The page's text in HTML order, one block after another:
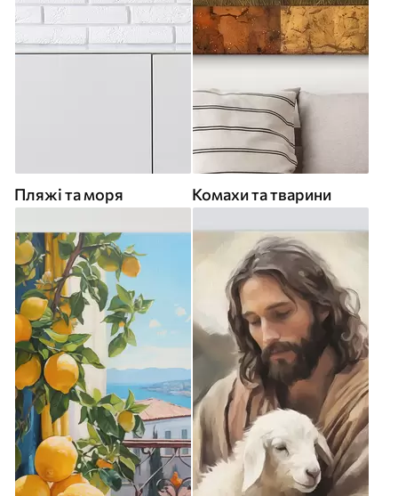
Пляжі та моря Комахи та тварини